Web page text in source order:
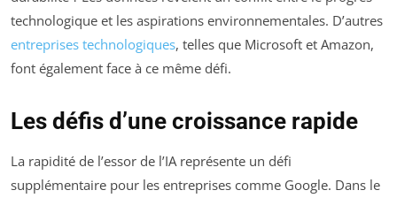
technologique et les aspirations environnementales. D’autres
entreprises technologiques, telles que Microsoft et Amazon,
font également face à ce même défi.
Les défis d’une croissance rapide
La rapidité de l’essor de l’IA représente un défi
supplémentaire pour les entreprises comme Google. Dans le